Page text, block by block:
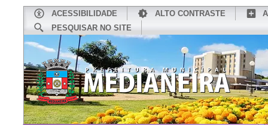
ACESSIBILIDADE ALTO CONTRASTE
PESQUISAR NO SITE